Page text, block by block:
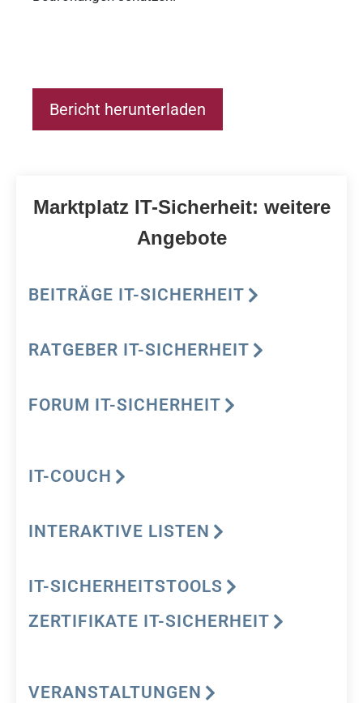
Bericht herunterladen
Marktplatz IT-Sicherheit: weitere
Angebote
BEITRÄGE IT-SICHERHEIT
RATGEBER IT-SICHERHEIT
FORUM IT-SICHERHEIT
IT-COUCH
INTERAKTIVE LISTEN
IT-SICHERHEITSTOOLS
ZERTIFIKATE IT-SICHERHEIT
VERANSTALTUNGEN